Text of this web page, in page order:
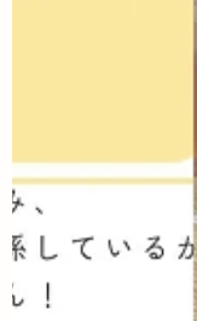
く、「紫外線って
な……」という思
た。 そこで思い
ューを果たしたわ
てみると、視界が
なに目が楽ってこ
担をかけていたと
外線"と言うと皮
強いですが、目
へと伝わり、知
消耗させてしまい